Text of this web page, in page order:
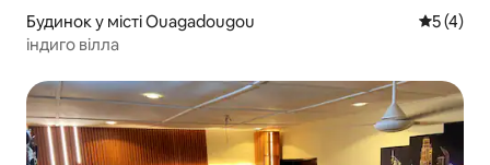
Будинок у місті Ouagadougou Середня
5 (4)
індиго вілла